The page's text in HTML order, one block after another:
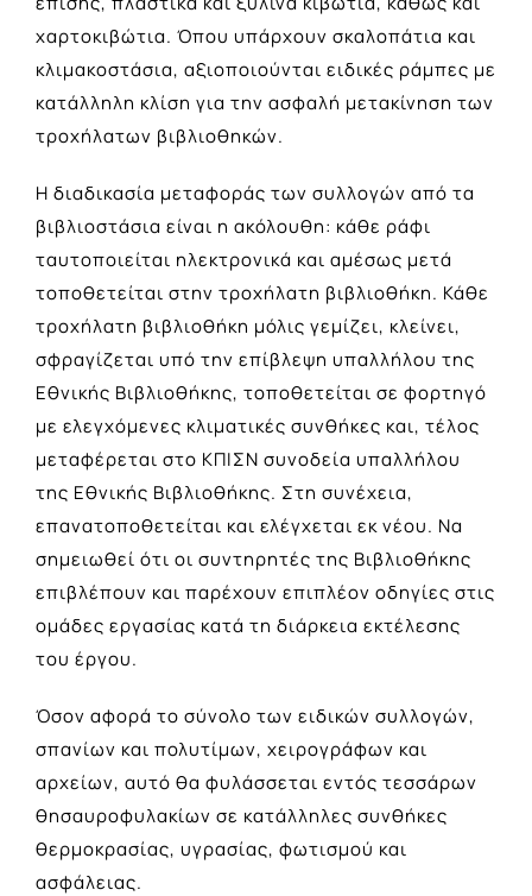
χαρτοκιβώτια. Όπου υπάρχουν σκαλοπάτια και
κλιμακοστάσια, αξιοποιούνται ειδικές ράμπες με
κατάλληλη κλίση για την ασφαλή μετακίνηση των
τροχήλατων βιβλιοθηκών.
Η διαδικασία μεταφοράς των συλλογών από τα
βιβλιοστάσια είναι η ακόλουθη: κάθε ράφι
ταυτοποιείται ηλεκτρονικά και αμέσως μετά
τοποθετείται στην τροχήλατη βιβλιοθήκη. Κάθε
τροχήλατη βιβλιοθήκη μόλις γεμίζει, κλείνει,
σφραγίζεται υπό την επίβλεψη υπαλλήλου της
Εθνικής Βιβλιοθήκης, τοποθετείται σε φορτηγό
με ελεγχόμενες κλιματικές συνθήκες και, τέλος
μεταφέρεται στο ΚΠΙΣΝ συνοδεία υπαλλήλου
της Εθνικής Βιβλιοθήκης. Στη συνέχεια,
επανατοποθετείται και ελέγχεται εκ νέου. Να
σημειωθεί ότι οι συντηρητές της Βιβλιοθήκης
επιβλέπουν και παρέχουν επιπλέον οδηγίες στις
ομάδες εργασίας κατά τη διάρκεια εκτέλεσης
του έργου.
Όσον αφορά το σύνολο των ειδικών συλλογών,
σπανίων και πολυτίμων, χειρογράφων και
αρχείων, αυτό θα φυλάσσεται εντός τεσσάρων
θησαυροφυλακίων σε κατάλληλες συνθήκες
θερμοκρασίας, υγρασίας, φωτισμού και
ασφάλειας.